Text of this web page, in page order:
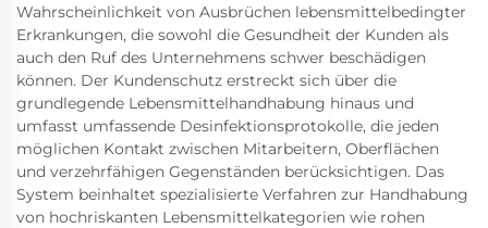
Wahrscheinlichkeit von Ausbrüchen lebensmittelbedingter
Erkrankungen, die sowohl die Gesundheit der Kunden als
auch den Ruf des Unternehmens schwer beschädigen
können. Der Kundenschutz erstreckt sich über die
grundlegende Lebensmittelhandhabung hinaus und
umfasst umfassende Desinfektionsprotokolle, die jeden
möglichen Kontakt zwischen Mitarbeitern, Oberflächen
und verzehrfähigen Gegenständen berücksichtigen. Das
System beinhaltet spezialisierte Verfahren zur Handhabung
von hochriskanten Lebensmittelkategorien wie rohen